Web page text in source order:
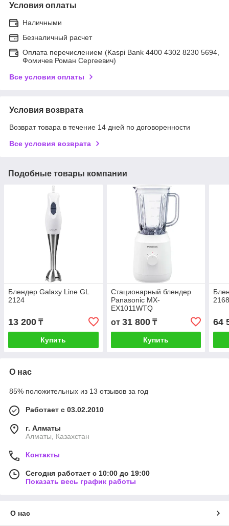
Условия оплаты
Наличными
Безналичный расчет
Оплата перечислением (Kaspi Bank 4400 4302 8230 5694,
Фомичев Роман Сергеевич)
Все условия оплаты
Условия возврата
Возврат товара в течение 14 дней по договоренности
Все условия возврата
Подобные товары компании
Блендер Galaxy Line GL
2124
13 200 ₸
Купить
Стационарный блендер
Panasonic MX-
EX1011WTQ
от 31 800₸
Купить
64
О нас
85% положительных из 13 отзывов за год
Работает с 03.02.2010
г. Алматы
Алматы, Казахстан
Контакты
Сегодня работает с 10:00 до 19:00
Показать весь график работы
О нас